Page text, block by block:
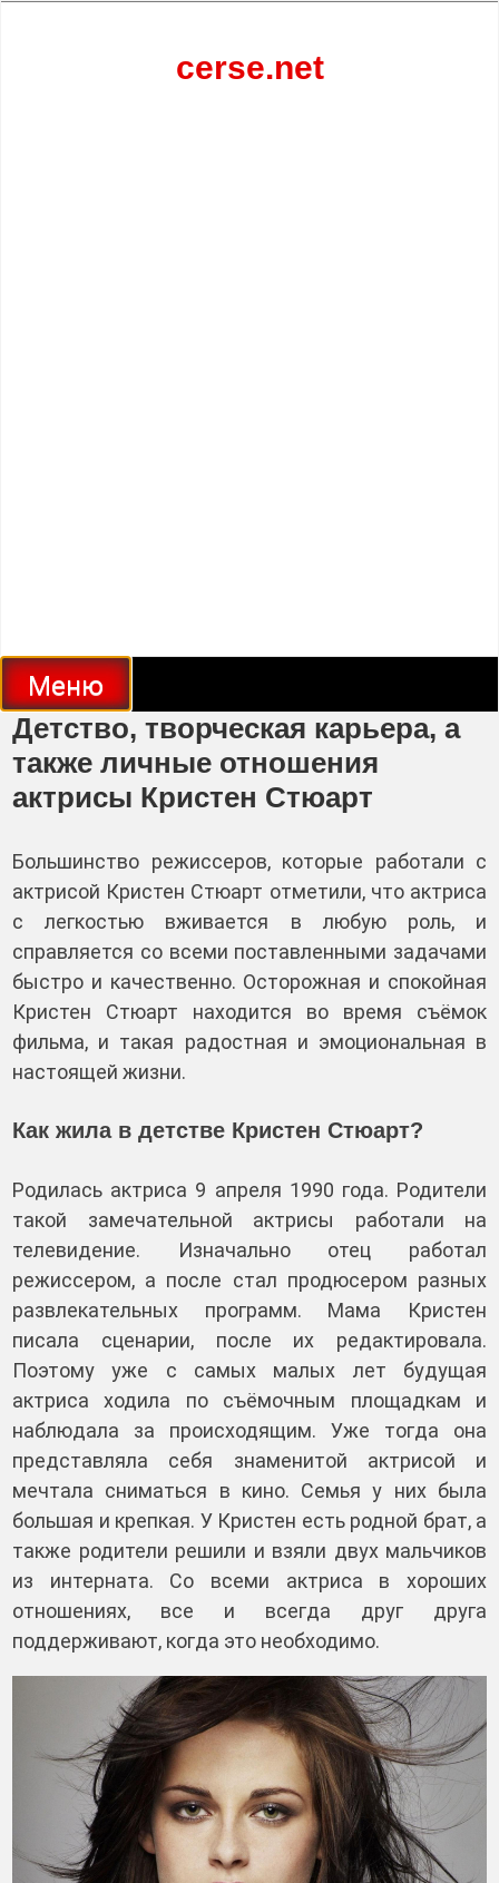
cerse.net
Меню
Детство, творческая карьера, а
также личные отношения
актрисы Кристен Стюарт
Большинство режиссеров, которые работали с
актрисой Кристен Стюарт отметили, что актриса
с легкостью вживается в любую роль, и
справляется со всеми поставленными задачами
быстро и качественно. Осторожная и спокойная
Кристен Стюарт находится во время съёмок
фильма, и такая радостная и эмоциональная в
настоящей жизни.
Как жила в детстве Кристен Стюарт?
Родилась актриса 9 апреля 1990 года. Родители
такой замечательной актрисы работали на
телевидение. Изначально отец работал
режиссером, а после стал продюсером разных
развлекательных программ. Мама Кристен
писала сценарии, после их редактировала.
Поэтому уже с самых малых лет будущая
актриса ходила по съёмочным площадкам и
наблюдала за происходящим. Уже тогда она
представляла себя знаменитой актрисой и
мечтала сниматься в кино. Семья у них была
большая и крепкая. У Кристен есть родной брат, а
также родители решили и взяли двух мальчиков
из интерната. Со всеми актриса в хороших
отношениях, все и всегда друг друга
поддерживают, когда это необходимо.